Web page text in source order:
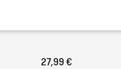
27,99 €